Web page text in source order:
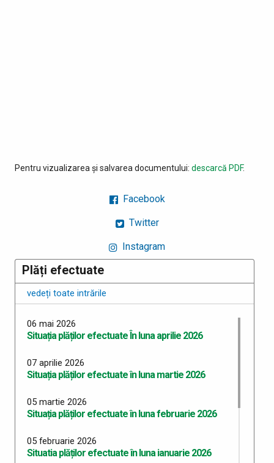
Pentru vizualizarea și salvarea documentului: descarcă PDF.
Facebook
Twitter
Instagram
Plăți efectuate
vedeți toate intrările
06 mai 2026
Situația plăților efectuate În luna aprilie 2026
07 aprilie 2026
Situația plăților efectuate în luna martie 2026
05 martie 2026
Situația plăților efectuate în luna februarie 2026
05 februarie 2026
Situatia plăților efectuate în luna ianuarie 2026